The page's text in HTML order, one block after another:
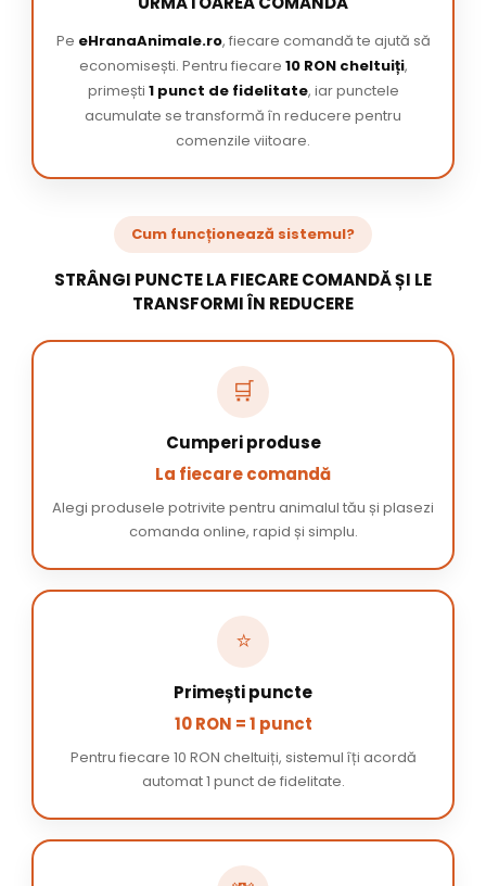
Pe eHranaAnimale.ro, fiecare comandă te ajută să
economisești. Pentru fiecare 10 RON cheltuiți,
primești 1 punct de fidelitate, iar punctele
acumulate se transformă în reducere pentru
comenzile viitoare.
Cum funcționează sistemul?
STRÂNGI PUNCTE LA FIECARE COMANDĂ ȘI LE
TRANSFORMI ÎN REDUCERE
🛒
Cumperi produse
La fiecare comandă
Alegi produsele potrivite pentru animalul tău și plasezi
comanda online, rapid și simplu.
⭐
Primești puncte
10 RON = 1 punct
Pentru fiecare 10 RON cheltuiți, sistemul îți acordă
automat 1 punct de fidelitate.